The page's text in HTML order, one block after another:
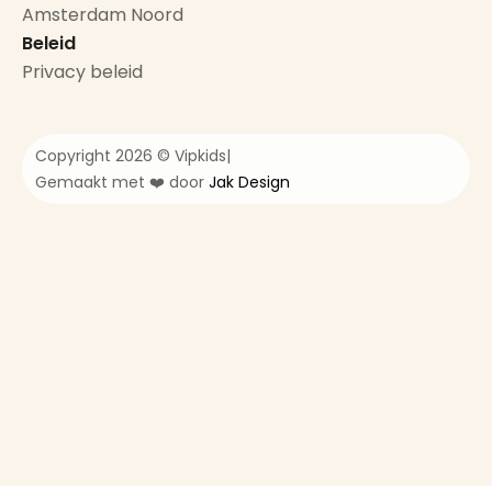
Amsterdam Noord
Beleid
Privacy beleid
Copyright 2026 © Vipkids|
Gemaakt met ❤️ door Jak Design